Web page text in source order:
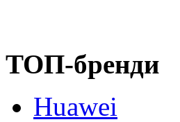
ТОП-бренди
Huawei